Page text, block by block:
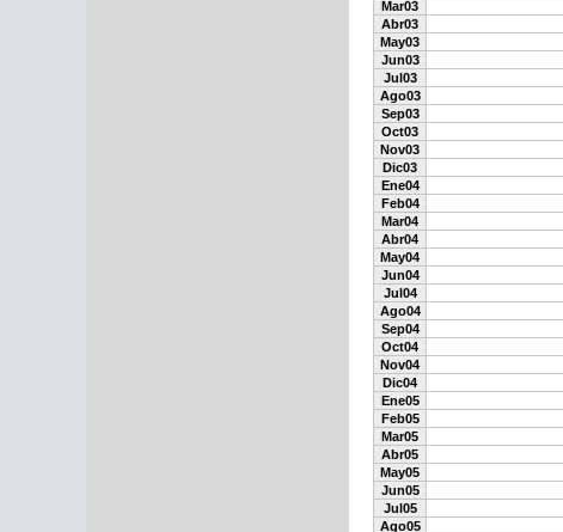
Mar03
Abr03
May03
Jun03
Jul03
Ago03
Sep03
Oct03
Nov03
Dic03
Ene04
Feb04
Mar04
Abr04
May04
Jun04
Jul04
Ago04
Sep04
Oct04
Nov04
Dic04
Ene05
Feb05
Mar05
Abr05
May05
Jun05
Jul05
Ago05